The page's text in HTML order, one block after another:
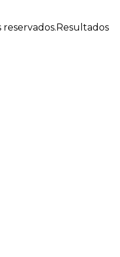
reservados.Resultados